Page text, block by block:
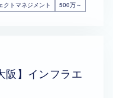
クトマネジメント 500万～
阪】インフラエ